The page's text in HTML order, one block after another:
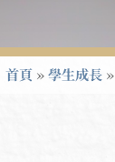
首頁»學生成長»